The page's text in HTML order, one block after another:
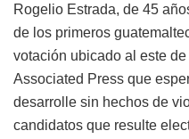
Rogelio Estrada, de 45
de los primeros
votación ubicado al este
Associated Press que
desarrolle sin hechos de
candidatos que resulte